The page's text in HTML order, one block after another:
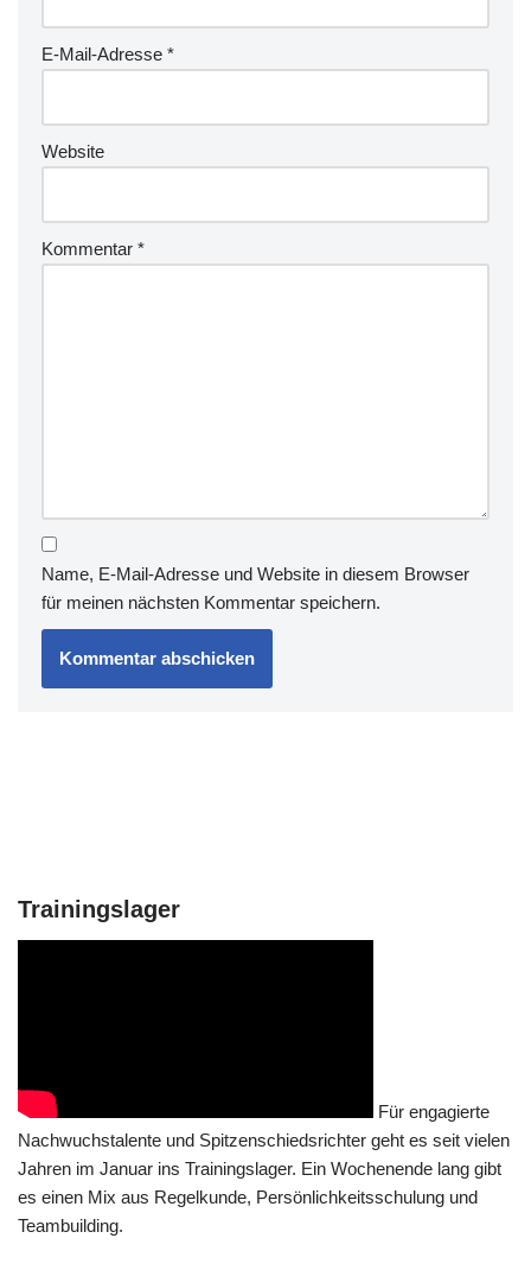
E-Mail-Adresse *
Website
Kommentar *
Name, E-Mail-Adresse und Website in diesem Browser
für meinen nächsten Kommentar speichern.
Trainingslager
Für engagierte
Nachwuchstalente und Spitzenschiedsrichter geht es seit vielen
Jahren im Januar ins Trainingslager. Ein Wochenende lang gibt
es einen Mix aus Regelkunde, Persönlichkeitsschulung und
Teambuilding.